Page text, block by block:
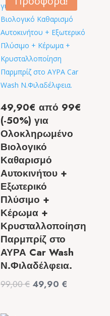
49,90€ από 99€
(-50%) για
Ολοκληρωμένο
Βιολογικό
Καθαρισμό
Αυτοκινήτου +
Εξωτερικό
Πλύσιμο +
Κέρωμα +
Κρυσταλλοποίηση
Παρμπρίζ στο
ΑΥΡΑ Car Wash
Ν.Φιλαδέλφεια.
99,00€ Original
49,90 €